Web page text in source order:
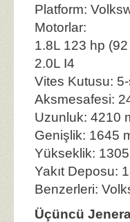
Platform:
Motorlar:
1.8L 123 hp
2.0L I4
Vites Kutusu:
Aksmesafesi:
Uzunluk: 4210
Genişlik: 1645
Yükseklik:
Yakıt Deposu:
Benzerleri:
Üçüncü